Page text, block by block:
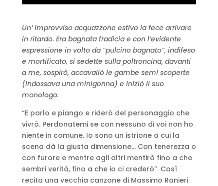
Un’ improvviso acquazzone estivo la fece arrivare
in ritardo. Era bagnata fradicia e con l’evidente
espressione in volto da “pulcino bagnato”, indifeso
e mortificato, si sedette sulla poltroncina, davanti
a me, sospirò, accavallò le gambe semi scoperte
(indossava una minigonna) e iniziò il suo
monologo.
“E parlo e piango e riderò del personaggio che
vivrò. Perdonatemi se con nessuno di voi non ho
niente in comune. Io sono un istrione a cui la
scena dà la giusta dimensione… Con tenerezza o
con furore e mentre agli altri mentirò fino a che
sembri verità, fino a che io ci crederò”. Così
recita una vecchia canzone di Massimo Ranieri